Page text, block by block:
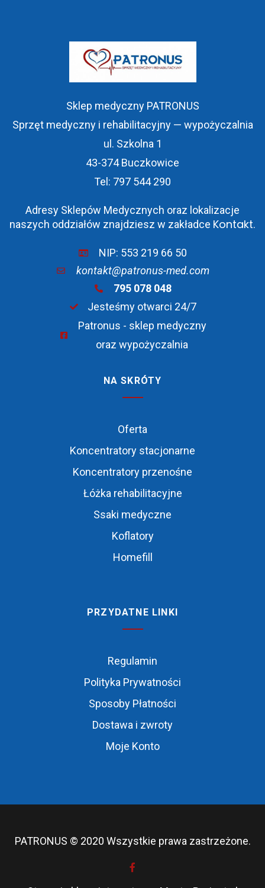
Sklep medyczny PATRONUS
Sprzęt medyczny i rehabilitacyjny — wypożyczalnia
ul. Szkolna 1
43-374 Buczkowice
Tel: 797 544 290
Adresy Sklepów Medycznych oraz lokalizacje
naszych oddziałów znajdziesz w zakładce Kontakt.
NIP: 553 219 66 50
kontakt@patronus-med.com
795 078 048
Jesteśmy otwarci 24/7
Patronus - sklep medyczny
oraz wypożyczalnia
NA SKRÓTY
Oferta
Koncentratory stacjonarne
Koncentratory przenośne
Łóżka rehabilitacyjne
Ssaki medyczne
Koflatory
Homefill
PRZYDATNE LINKI
Regulamin
Polityka Prywatności
Sposoby Płatności
Dostawa i zwroty
Moje Konto
PATRONUS © 2020 Wszystkie prawa zastrzeżone.